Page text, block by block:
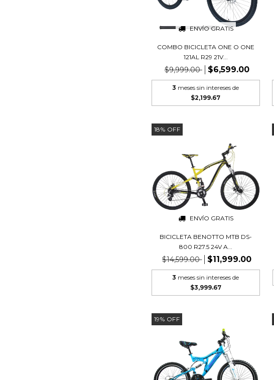
ENVÍO GRATIS
COMBO BICICLETA ONE O ONE
121AL R29 21V...
$9,999.00 $6,599.00
3 meses sin intereses de
$2,199.67
18% OFF
ENVÍO GRATIS
BICICLETA BENOTTO MTB DS-
800 R27.5 24V A...
$14,599.00 $11,999.00
3 meses sin intereses de
$3,999.67
19% OFF